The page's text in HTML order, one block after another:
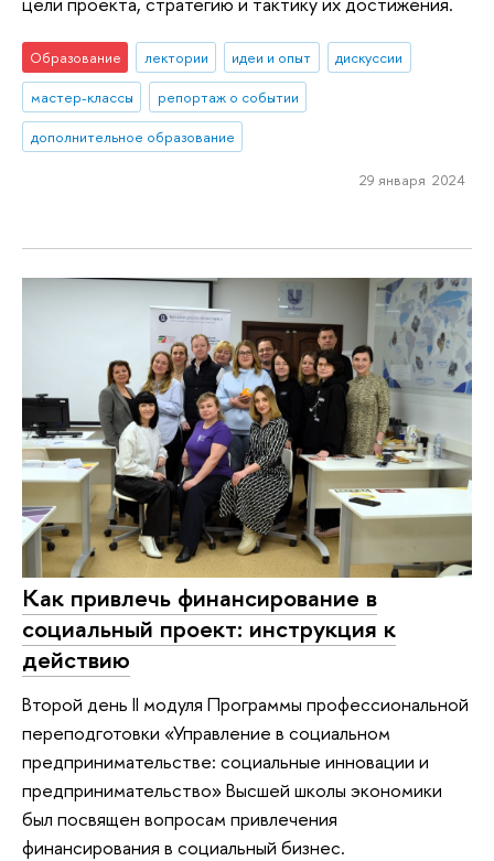
Образование лектории идеи и опыт
дискуссии
мастер-классы
репортаж о событии
дополнительное образование
29 января 2024
Как привлечь финансирование в
социальный проект: инструкция к
действию
Второй день II модуля Программы профессиональной
переподготовки «Управление в социальном
предпринимательстве: социальные инновации и
предпринимательство» Высшей школы экономики
был посвящен вопросам привлечения
финансирования в социальный бизнес.